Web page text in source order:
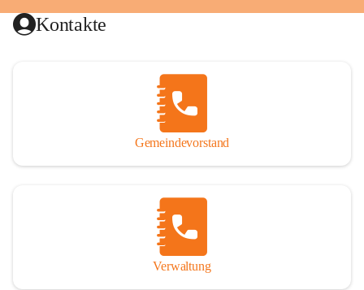
Kontakte
Gemeindevorstand
Verwaltung